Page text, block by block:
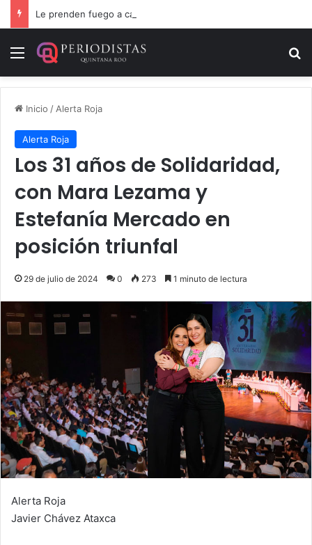
Menú
Inicio / Alerta Roja
Alerta Roja
Los 31 años de Solidaridad,
con Mara Lezama y
Estefanía Mercado en
posición triunfal
29 de julio de 2024 0 273 1 minuto de lectura
Alerta Roja
Javier Chávez Ataxca